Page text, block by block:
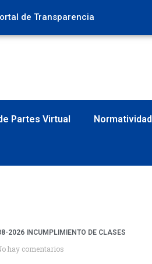
de Transparencia
Partes Virtual Normatividad
2026 INCUMPLIMIENTO DE CLASES
hay comentarios